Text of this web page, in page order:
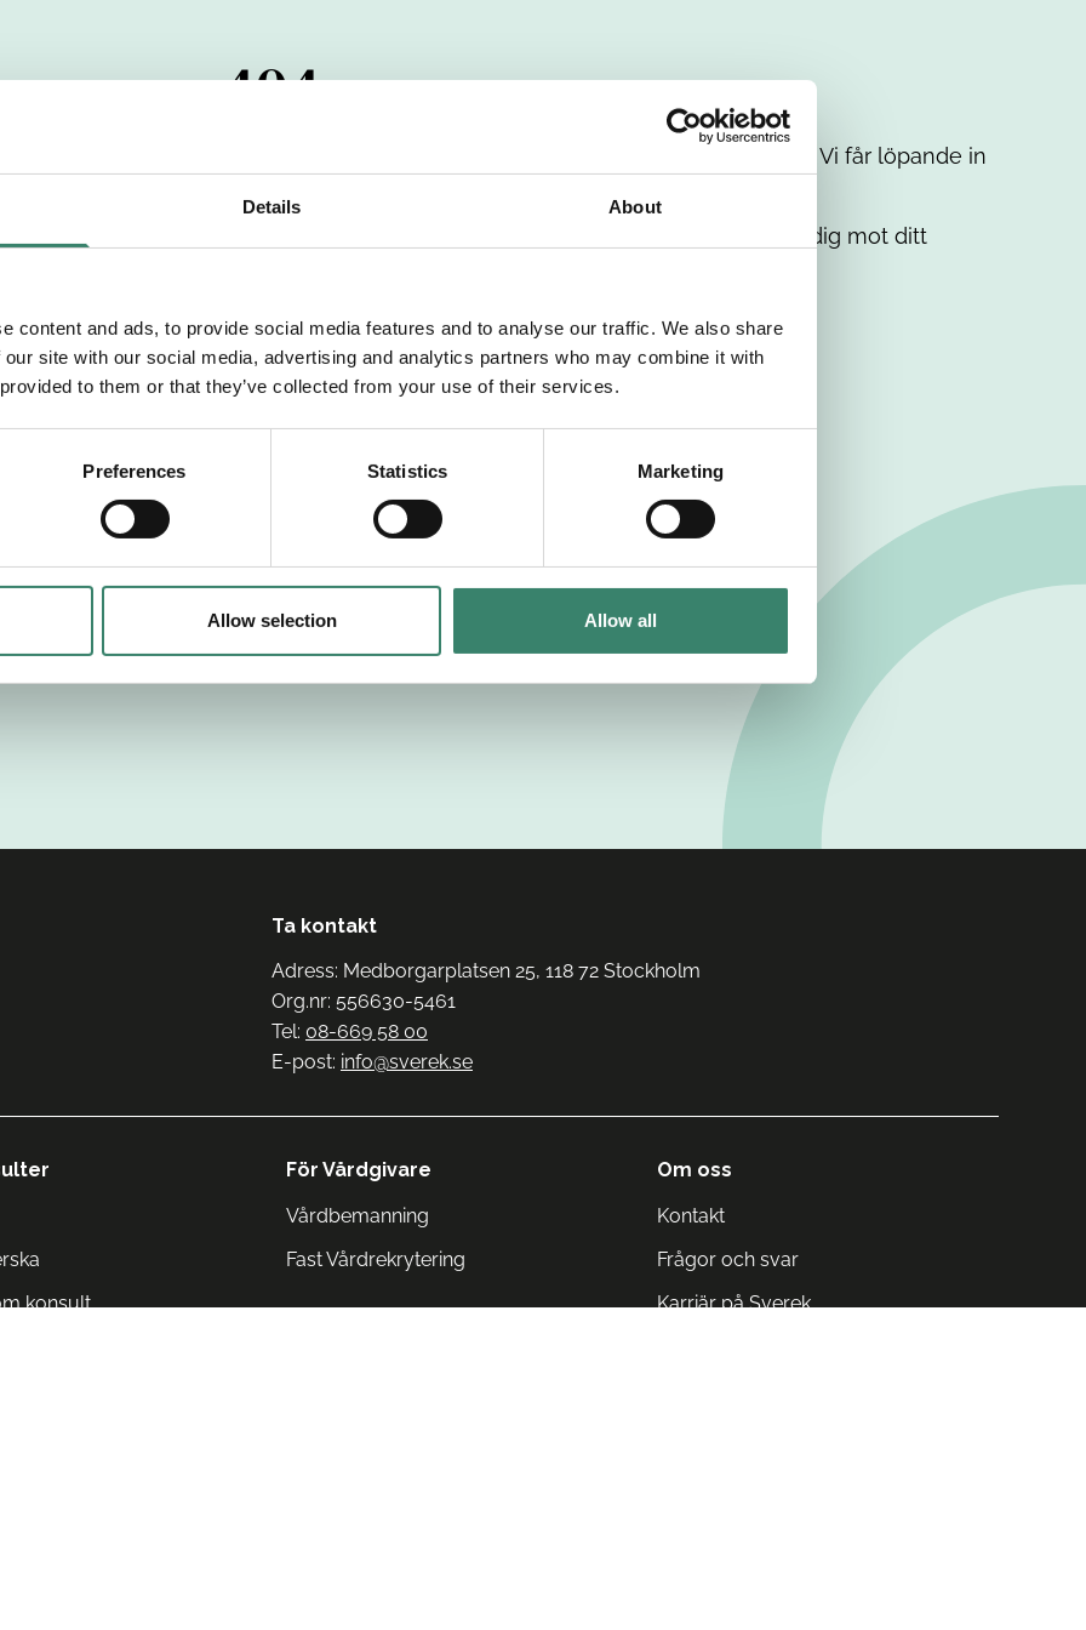
Details About
content and ads, to provide social media features and to analyse our traffic. We also share
site with our social media, advertising and analytics partners who may combine it with
to them or that they’ve collected from your use of their services.
Preferences Statistics Marketing
Allow selection Allow all
404
har passerats. Vi uppskattar verkligen ditt intresse. Misströsta inte. Vi får löpande in
dig med mer information om våra aktuella uppdrag. Tillsammans matchar vi dig mot ditt
Tillbaka till Sverek
Ta kontakt
Adress: Medborgarplatsen 25, 118 72 Stockholm
Org.nr: 556630-5461
Tel: 08-669 58 00
E-post: info@sverek.se
konsult
För Vårdgivare
Vårdbemanning
Fast Vårdrekrytering
Om oss
Kontakt
Frågor och svar
Karriär på Sverek